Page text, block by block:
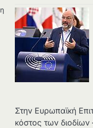
η
Στην Ευρωπαϊκή
κόστος των διοδίων